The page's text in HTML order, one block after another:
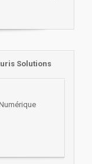
Solutions